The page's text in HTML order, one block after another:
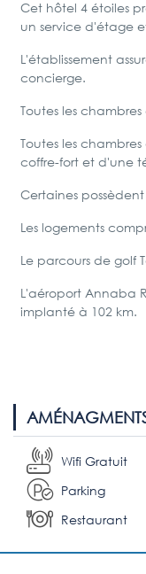
Cet hôtel 4 étoiles
un service d'étage
L'établissement
concierge.
Toutes les
Toutes les
coffre-fort et d'une
Certaines
Les logements
Le parcours de golf
L'aéroport Annaba
implanté à 102 km.
Wifi Gratuit
Parking
Restaurant